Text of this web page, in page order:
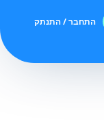
התחבר / התנתק